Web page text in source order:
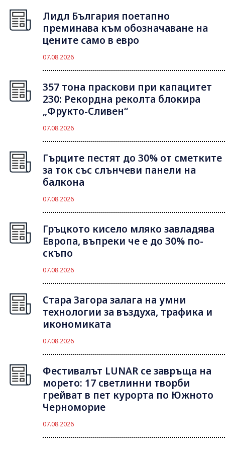
Лидл България поетапно
преминава към обозначаване на
цените само в евро
07.08.2026
357 тона праскови при капацитет
230: Рекордна реколта блокира
„Фрукто-Сливен“
07.08.2026
Гърците пестят до 30% от сметките
за ток със слънчеви панели на
балкона
07.08.2026
Гръцкото кисело мляко завладява
Европа, въпреки че е до 30% по-
скъпо
07.08.2026
Стара Загора залага на умни
технологии за въздуха, трафика и
икономиката
07.08.2026
Фестивалът LUNAR се завръща на
морето: 17 светлинни творби
грейват в пет курорта по Южното
Черноморие
07.08.2026